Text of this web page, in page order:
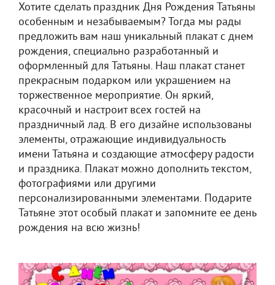
Хотите сделать праздник Дня Рождения Татьяны
особенным и незабываемым? Тогда мы рады
предложить вам наш уникальный плакат с днем
рождения, специально разработанный и
оформленный для Татьяны. Наш плакат станет
прекрасным подарком или украшением на
торжественное мероприятие. Он яркий,
красочный и настроит всех гостей на
праздничный лад. В его дизайне использованы
элементы, отражающие индивидуальность
имени Татьяна и создающие атмосферу радости
и праздника. Плакат можно дополнить текстом,
фотографиями или другими
персонализированными элементами. Подарите
Татьяне этот особый плакат и запомните ее день
рождения на всю жизнь!